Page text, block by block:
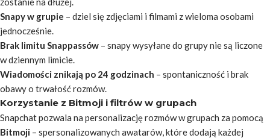
Snapy w grupie – dziel się zdjęciami i filmami z wieloma osobami
jednocześnie.
Brak limitu Snappassów – snapy wysyłane do grupy nie są liczone
w dziennym limicie.
Wiadomości znikają po 24 godzinach – spontaniczność i brak
obawy o trwałość rozmów.
Korzystanie z Bitmoji i filtrów w grupach
Snapchat pozwala na personalizację rozmów w grupach za pomocą
Bitmoji – spersonalizowanych awatarów, które dodają każdej